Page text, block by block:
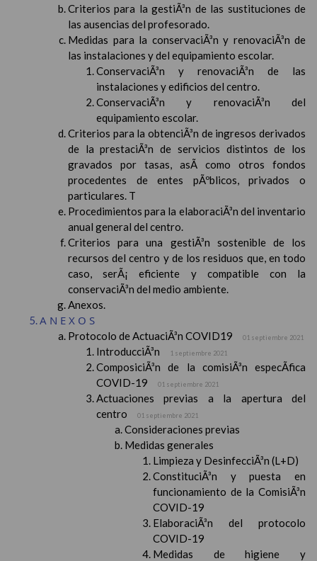
Criterios para la gestiÃ³n de las sustituciones de
las ausencias del profesorado.
Medidas para la conservaciÃ³n y renovaciÃ³n de
las instalaciones y del equipamiento escolar.
ConservaciÃ³n y renovaciÃ³n de las
instalaciones y edificios del centro.
ConservaciÃ³n y renovaciÃ³n del
equipamiento escolar.
Criterios para la obtenciÃ³n de ingresos derivados
de la prestaciÃ³n de servicios distintos de los
gravados por tasas, asÃ­ como otros fondos
procedentes de entes pÃºblicos, privados o
particulares. T
Procedimientos para la elaboraciÃ³n del inventario
anual general del centro.
Criterios para una gestiÃ³n sostenible de los
recursos del centro y de los residuos que, en todo
caso, serÃ¡ eficiente y compatible con la
conservaciÃ³n del medio ambiente.
Anexos.
ANEXOS
Protocolo de ActuaciÃ³n COVID19 01 septiembre 2021
IntroducciÃ³n 1 septiembre 2021
ComposiciÃ³n de la comisiÃ³n especÃ­fica
COVID-19
01 septiembre 2021
Actuaciones previas a la apertura del
centro
01 septiembre 2021
Consideraciones previas
Medidas generales
Limpieza y DesinfecciÃ³n (L+D)
ConstituciÃ³n y puesta en
funcionamiento de la ComisiÃ³n
COVID-19
ElaboraciÃ³n del protocolo
COVID-19
Medidas de higiene y